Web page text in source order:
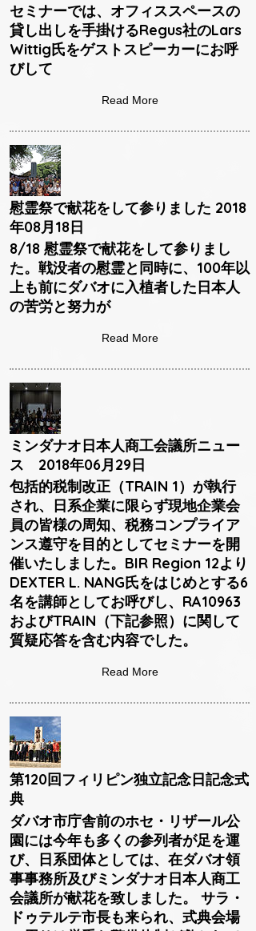
セミナーでは、オフィススペースの
貸し出しを手掛けるRegus社のLars
Wittig氏をゲストスピーカーにお呼
びして
Read More
慰霊祭で献花をして参りました 2018
年08月18日
8/18 慰霊祭で献花をして参りまし
た。戦没者の慰霊と同時に、100年以
上も前にダバオに入植者した日本人
の苦労と努力が
Read More
ミンダナオ日本人商工会議所ニュー
ス 2018年06月29日
包括的税制改正（TRAIN 1）が執行
され、日系企業に限らず現地企業会
員の皆様の周知、税務コンプライア
ンス遵守を目的としてセミナーを開
催いたしました。BIR Region 12より
DEXTER L. NANG氏をはじめとする6
名を講師としてお呼びし、RA10963
およびTRAIN（下記参照）に関して
質疑応答を含む内容でした。
Read More
第120回フィリピン独立記念日記念式
典
ダバオ市庁舎前のホセ・リザール公
園には今年も多くの参列者が足を運
び、日系団体としては、在ダバオ領
事事務所及びミンダナオ日本人商工
会議所が献花を致しました。 サラ・
ドゥテルテ市長も来られ、式典会場